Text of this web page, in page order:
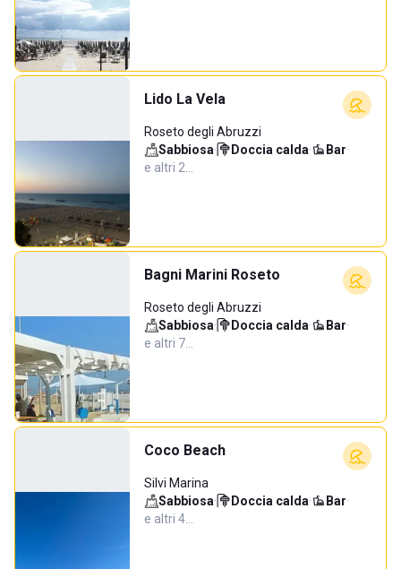
Lido La Vela
Roseto degli Abruzzi
Sabbiosa· Doccia calda· Bar·
e altri 2…
Bagni Marini Roseto
Roseto degli Abruzzi
Sabbiosa· Doccia calda· Bar·
e altri 7…
Coco Beach
Silvi Marina
Sabbiosa· Doccia calda· Bar·
e altri 4…